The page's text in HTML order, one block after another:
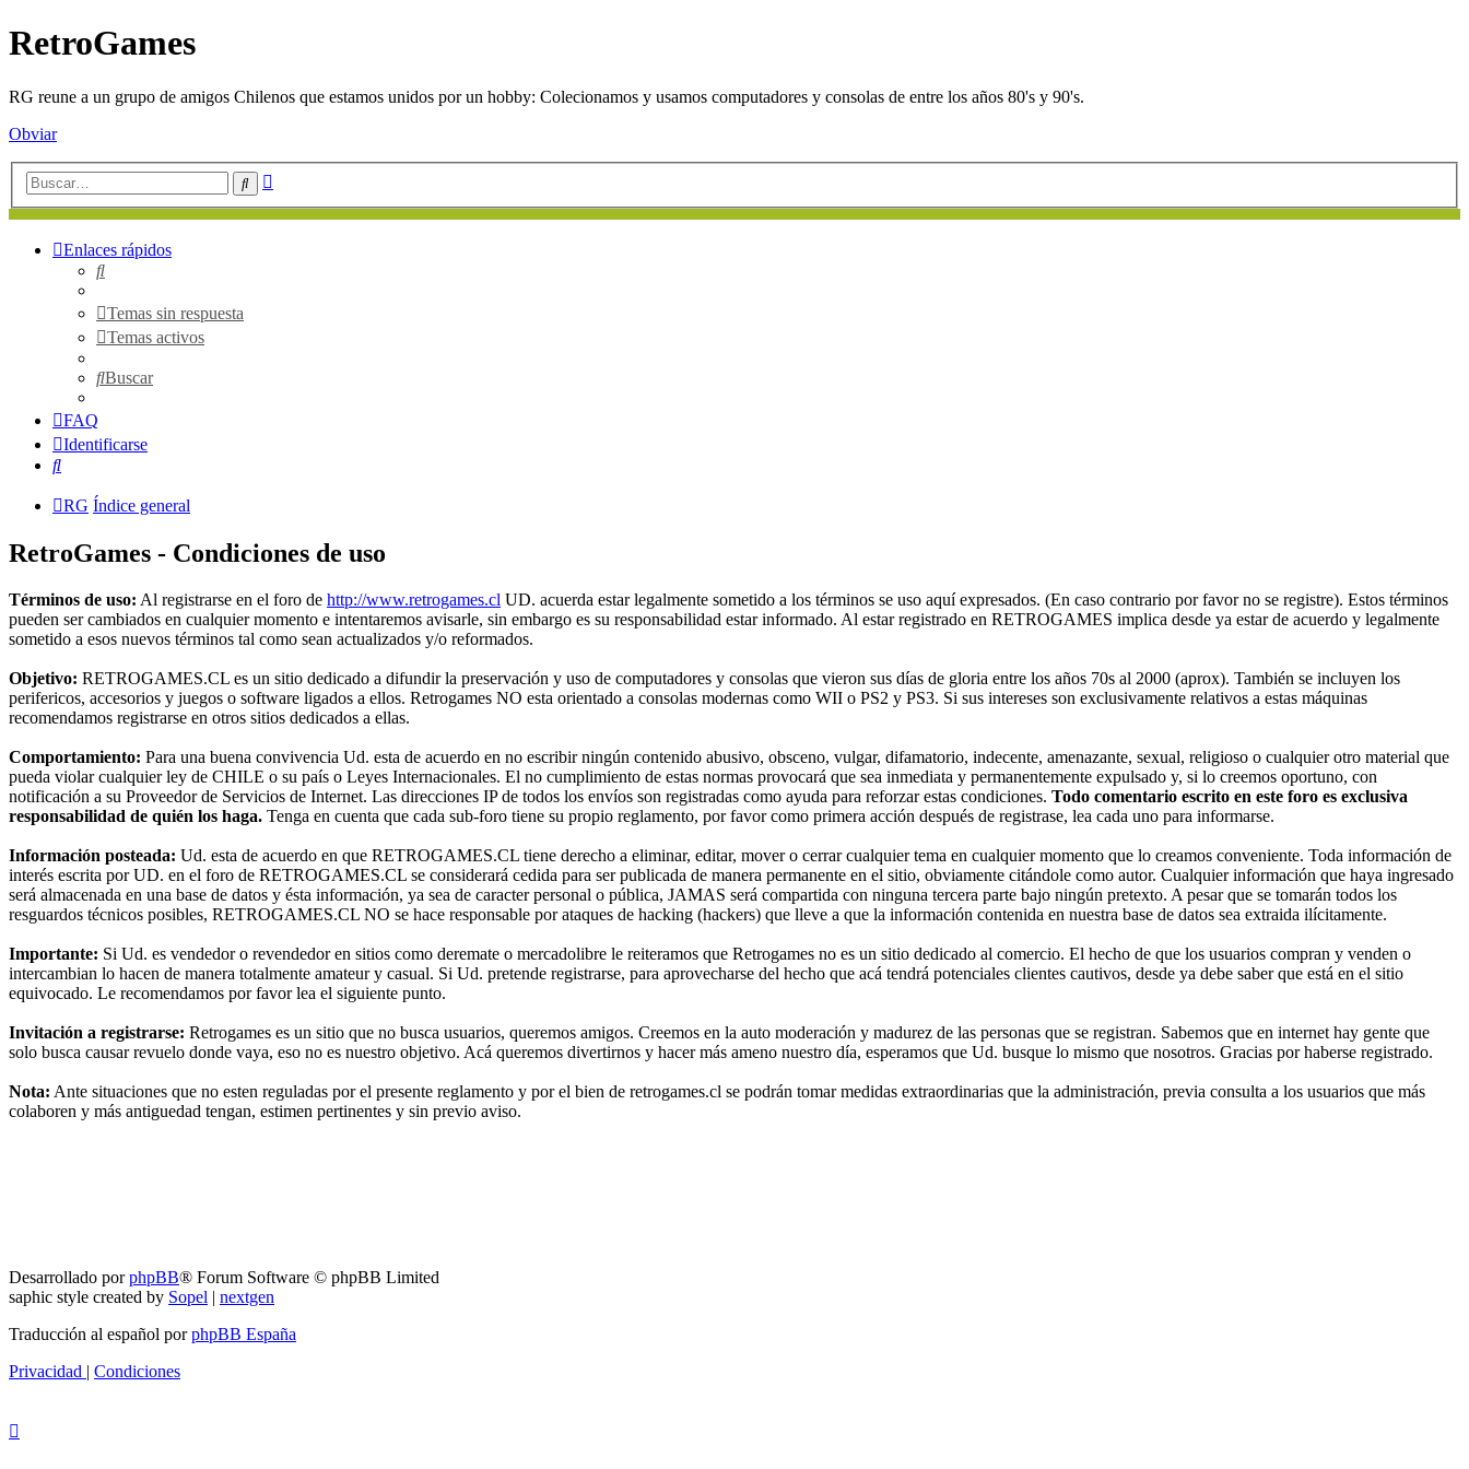
RetroGames
RG reune a un grupo de amigos Chilenos que estamos unidos por un hobby: Colecionamos y usamos computadores y consolas de entre los años 80's y 90's.
Obviar
Buscar
Enlaces rápidos
Buscar
Temas sin respuesta
Temas activos
Buscar
FAQ
Identificarse
Buscar
RG Índice general
RetroGames - Condiciones de uso
Términos de uso: Al registrarse en el foro de http://www.retrogames.cl UD. acuerda estar legalmente sometido a los términos se uso aquí expresados. (En caso contrario por favor no se registre). Estos términos
pueden ser cambiados en cualquier momento e intentaremos avisarle, sin embargo es su responsabilidad estar informado. Al estar registrado en RETROGAMES implica desde ya estar de acuerdo y legalmente
sometido a esos nuevos términos tal como sean actualizados y/o reformados.
Objetivo: RETROGAMES.CL es un sitio dedicado a difundir la preservación y uso de computadores y consolas que vieron sus días de gloria entre los años 70s al 2000 (aprox). También se incluyen los
perifericos, accesorios y juegos o software ligados a ellos. Retrogames NO esta orientado a consolas modernas como WII o PS2 y PS3. Si sus intereses son exclusivamente relativos a estas máquinas
recomendamos registrarse en otros sitios dedicados a ellas.
Comportamiento: Para una buena convivencia Ud. esta de acuerdo en no escribir ningún contenido abusivo, obsceno, vulgar, difamatorio, indecente, amenazante, sexual, religioso o cualquier otro material que
pueda violar cualquier ley de CHILE o su país o Leyes Internacionales. El no cumplimiento de estas normas provocará que sea inmediata y permanentemente expulsado y, si lo creemos oportuno, con
notificación a su Proveedor de Servicios de Internet. Las direcciones IP de todos los envíos son registradas como ayuda para reforzar estas condiciones. Todo comentario escrito en este foro es exclusiva
responsabilidad de quién los haga. Tenga en cuenta que cada sub-foro tiene su propio reglamento, por favor como primera acción después de registrase, lea cada uno para informarse.
Información posteada: Ud. esta de acuerdo en que RETROGAMES.CL tiene derecho a eliminar, editar, mover o cerrar cualquier tema en cualquier momento que lo creamos conveniente. Toda información de
interés escrita por UD. en el foro de RETROGAMES.CL se considerará cedida para ser publicada de manera permanente en el sitio, obviamente citándole como autor. Cualquier información que haya ingresado
será almacenada en una base de datos y ésta información, ya sea de caracter personal o pública, JAMAS será compartida con ninguna tercera parte bajo ningún pretexto. A pesar que se tomarán todos los
resguardos técnicos posibles, RETROGAMES.CL NO se hace responsable por ataques de hacking (hackers) que lleve a que la información contenida en nuestra base de datos sea extraida ilícitamente.
Importante: Si Ud. es vendedor o revendedor en sitios como deremate o mercadolibre le reiteramos que Retrogames no es un sitio dedicado al comercio. El hecho de que los usuarios compran y venden o
intercambian lo hacen de manera totalmente amateur y casual. Si Ud. pretende registrarse, para aprovecharse del hecho que acá tendrá potenciales clientes cautivos, desde ya debe saber que está en el sitio
equivocado. Le recomendamos por favor lea el siguiente punto.
Invitación a registrarse: Retrogames es un sitio que no busca usuarios, queremos amigos. Creemos en la auto moderación y madurez de las personas que se registran. Sabemos que en internet hay gente que
solo busca causar revuelo donde vaya, eso no es nuestro objetivo. Acá queremos divertirnos y hacer más ameno nuestro día, esperamos que Ud. busque lo mismo que nosotros. Gracias por haberse registrado.
Nota: Ante situaciones que no esten reguladas por el presente reglamento y por el bien de retrogames.cl se podrán tomar medidas extraordinarias que la administración, previa consulta a los usuarios que más
colaboren y más antiguedad tengan, estimen pertinentes y sin previo aviso.
Desarrollado porphpBB® Forum Software © phpBB Limited
saphic style created by Sopel | nextgen
Traducción al español porphpBB España
Privacidad | Condiciones